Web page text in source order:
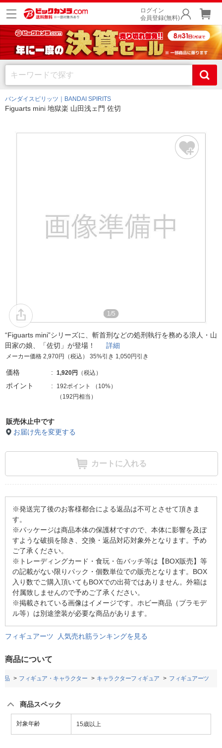
ログイン
会員登録(無料)
バンダイスピリッツ｜BANDAI SPIRITS
Figuarts mini 地獄楽 山田浅ェ門 佐切
1/5
“Figuarts mini”シリーズに、斬首刑などの処刑執行を務める浪人・山
田家の娘、「佐切」が登場！ 詳細
メーカー価格 2,970円（税込） 35%引き 1,050円引き
価格 1,920円 （税込）
ポイント 192ポイント （ 10%）
（192円相当）
販売休止中です
お届け先を変更する
カートに入れる
※発送完了後のお客様都合による返品は不可とさせて頂きま
す。
※パッケージは商品本体の保護材ですので、本体に影響を及ぼ
すような破損を除き、交換・返品対応対象外となります。予め
ご了承ください。
※トレーディングカード・食玩・缶バッチ等は【BOX販売】等
の記載がない限りパック・個数単位での販売となります。BOX
入り数でご購入頂いてもBOXでの出荷ではありません。外箱は
付属致しませんので予めご了承ください。
※掲載されている画像はイメージです。ホビー商品（プラモデ
ル等）は別途塗装が必要な商品があります。
フィギュアーツ 人気売れ筋ランキングを見る
商品について
品 フィギュア・キャラクター キャラクターフィギュア フィギュアーツ
商品スペック
対象年齢 15歳以上